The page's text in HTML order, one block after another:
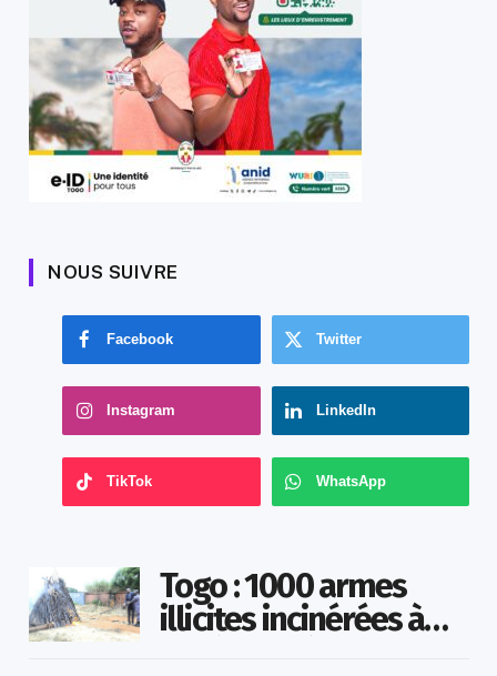
NOUS SUIVRE
Facebook Twitter
Instagram LinkedIn
TikTok WhatsApp
Togo : 1000 armes
illicites incinérées à